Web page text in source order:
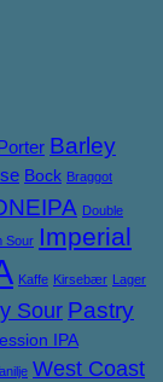
Barley
Bock Braggot
Double
Sour Imperial
Kaffe Kirsebær Lager
Sour Pastry
IPA
West Coast